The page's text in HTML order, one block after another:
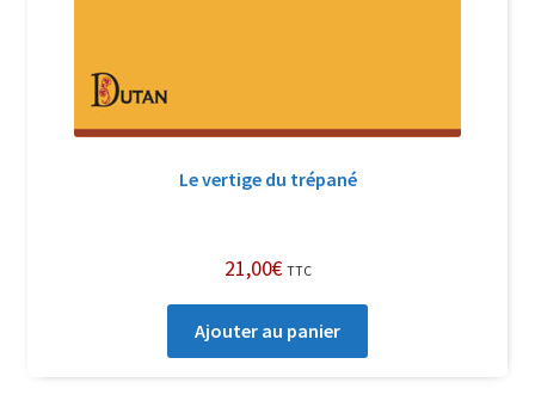
Le vertige du trépané
21,00€ TTC
Ajouter au panier